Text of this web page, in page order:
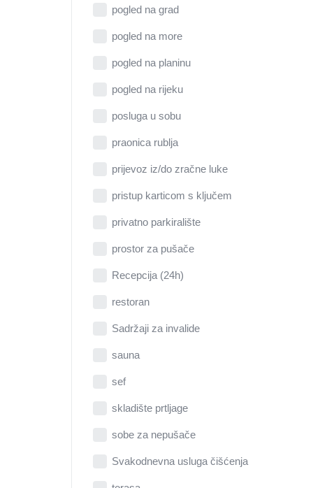
pogled na grad
pogled na more
pogled na planinu
pogled na rijeku
posluga u sobu
praonica rublja
prijevoz iz/do zračne luke
pristup karticom s ključem
privatno parkiralište
prostor za pušače
Recepcija (24h)
restoran
Sadržaji za invalide
sauna
sef
skladište prtljage
sobe za nepušače
Svakodnevna usluga čišćenja